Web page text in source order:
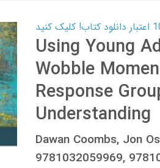
Using Young
Wobble
Response
Understanding
Dawan Coombs, Jon
9781032059969,